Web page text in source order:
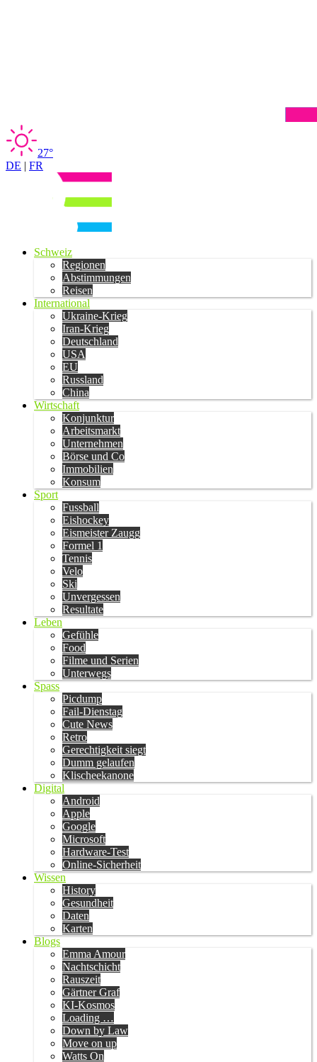
27°
DE | FR
Schweiz
Regionen
Abstimmungen
Reisen
International
Ukraine-Krieg
Iran-Krieg
Deutschland
USA
EU
Russland
China
Wirtschaft
Konjunktur
Arbeitsmarkt
Unternehmen
Börse und Co
Immobilien
Konsum
Sport
Fussball
Eishockey
Eismeister Zaugg
Formel 1
Tennis
Velo
Ski
Unvergessen
Resultate
Leben
Gefühle
Food
Filme und Serien
Unterwegs
Spass
Picdump
Fail-Dienstag
Cute News
Retro
Gerechtigkeit siegt
Dumm gelaufen
Klischeekanone
Digital
Android
Apple
Google
Microsoft
Hardware-Test
Online-Sicherheit
Wissen
History
Gesundheit
Daten
Karten
Blogs
Emma Amour
Nachtschicht
Rauszeit
Gärtner Graf
KI-Kosmos
Loading …
Down by Law
Move on up
Watts On